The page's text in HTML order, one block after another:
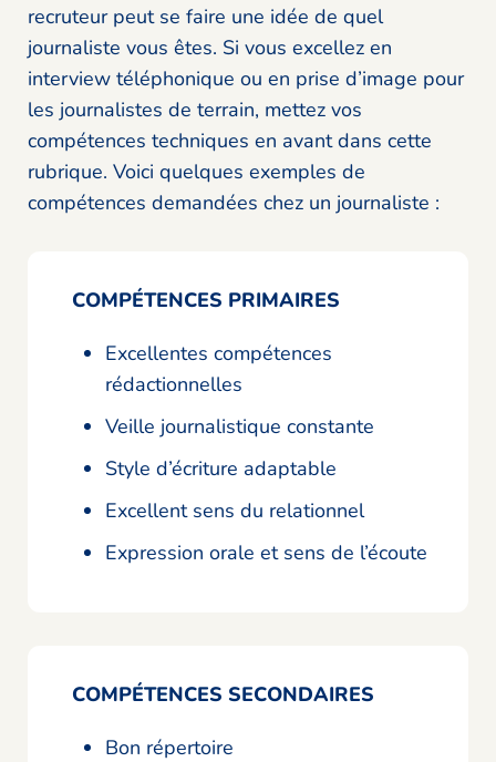
recruteur peut se faire une idée de quel
journaliste vous êtes. Si vous excellez en
interview téléphonique ou en prise d’image pour
les journalistes de terrain, mettez vos
compétences techniques en avant dans cette
rubrique. Voici quelques exemples de
compétences demandées chez un journaliste :
COMPÉTENCES PRIMAIRES
Excellentes compétences
rédactionnelles
Veille journalistique constante
Style d’écriture adaptable
Excellent sens du relationnel
Expression orale et sens de l’écoute
COMPÉTENCES SECONDAIRES
Bon répertoire